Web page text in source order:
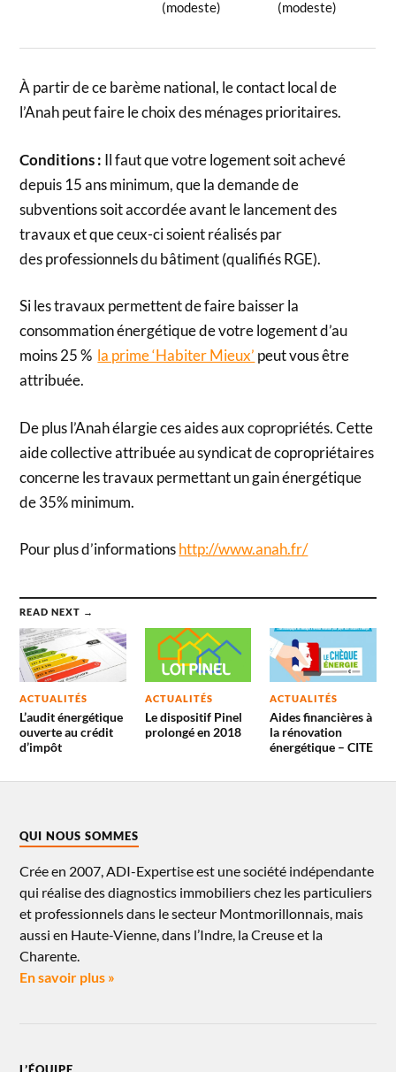
(modeste) (modeste)
À partir de ce barème national, le contact local de
l’Anah peut faire le choix des ménages prioritaires.
Conditions : Il faut que votre logement soit achevé
depuis 15 ans minimum, que la demande de
subventions soit accordée avant le lancement des
travaux et que ceux-ci soient réalisés par
des professionnels du bâtiment (qualifiés RGE).
Si les travaux permettent de faire baisser la
consommation énergétique de votre logement d’au
moins 25 % la prime ‘Habiter Mieux’ peut vous être
attribuée.
De plus l’Anah élargie ces aides aux copropriétés. Cette
aide collective attribuée au syndicat de copropriétaires
concerne les travaux permettant un gain énergétique
de 35% minimum.
Pour plus d’informationshttp://www.anah.fr/
READ NEXT →
ACTUALITÉS
L’audit énergétique
ouverte au crédit
d’impôt
ACTUALITÉS
Le dispositif Pinel
prolongé en 2018
ACTUALITÉS
Aides financières à
la rénovation
énergétique – CITE
QUI NOUS SOMMES
Crée en 2007, ADI-Expertise est une société indépendante
qui réalise des diagnostics immobiliers chez les particuliers
et professionnels dans le secteur Montmorillonnais, mais
aussi en Haute-Vienne, dans l’Indre, la Creuse et la
Charente.
En savoir plus »